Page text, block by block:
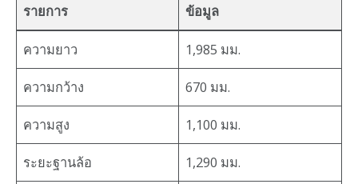
รายการ ข้อมูล
ความยาว 1,985 มม.
ความกว้าง 670 มม.
ความสูง 1,100 มม.
ระยะฐานล้อ 1,290 มม.